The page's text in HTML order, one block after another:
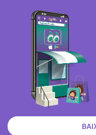
BRINQUEDOS ELETRÔNICOS
ESGOTADO